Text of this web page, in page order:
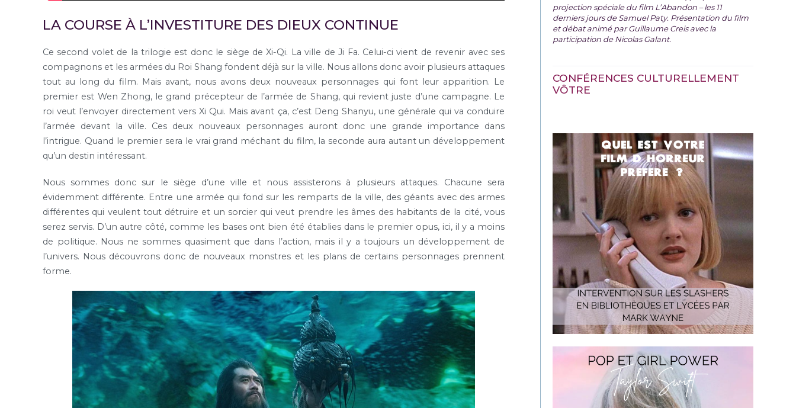
LA COURSE À L’INVESTITURE DES DIEUX CONTINUE
Ce second volet de la trilogie est donc le siège de Xi-Qi. La ville de Ji Fa. Celui-ci vient de revenir avec ses
compagnons et les armées du Roi Shang fondent déjà sur la ville. Nous allons donc avoir plusieurs attaques
tout au long du film. Mais avant, nous avons deux nouveaux personnages qui font leur apparition. Le
premier est Wen Zhong, le grand précepteur de l’armée de Shang, qui revient juste d’une campagne. Le
roi veut l’envoyer directement vers Xi Qui. Mais avant ça, c’est Deng Shanyu, une générale qui va conduire
l’armée devant la ville. Ces deux nouveaux personnages auront donc une grande importance dans
l’intrigue. Quand le premier sera le vrai grand méchant du film, la seconde aura autant un développement
qu’un destin intéressant.
Nous sommes donc sur le siège d’une ville et nous assisterons à plusieurs attaques. Chacune sera
évidemment différente. Entre une armée qui fond sur les remparts de la ville, des géants avec des armes
différentes qui veulent tout détruire et un sorcier qui veut prendre les âmes des habitants de la cité, vous
serez servis. D’un autre côté, comme les bases ont bien été établies dans le premier opus, ici, il y a moins
de politique. Nous ne sommes quasiment que dans l’action, mais il y a toujours un développement de
l’univers. Nous découvrons donc de nouveaux monstres et les plans de certains personnages prennent
forme.
projection spéciale du film L’Abandon – les 11
derniers jours de Samuel Paty. Présentation du film
et débat animé par Guillaume Creis avec la
participation de Nicolas Galant.
CONFÉRENCES CULTURELLEMENT
VÔTRE